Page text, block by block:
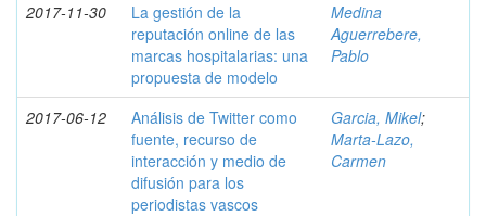
2017-11-30
La gestión de la
reputación online de las
marcas hospitalarias: una
propuesta de modelo
Medina
Aguerrebere,
Pablo
2017-06-12
Análisis de Twitter como
fuente, recurso de
interacción y medio de
difusión para los
periodistas vascos
Garcia, Mikel;
Marta-Lazo,
Carmen